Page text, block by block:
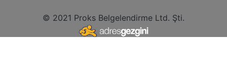
© 2021 Proks Belgelendirme Ltd. Şti.